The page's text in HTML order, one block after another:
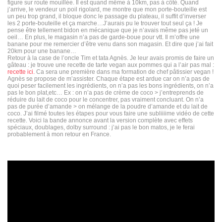
figure sur route mouillée. Il est quand même à 10km, pas à côté. Quand
j’arrive, le vendeur un poil rigolard, me montre que mon porte-bouteille est
un peu trop grand, il bloque donc le passage du plateau, il suffit d’inverser
les 2 porte-bouteille et ça marche…J’aurais pu le trouver tout seul ça ! Je
pense être tellement bidon en mécanique que je n’avais même pas jeté un
oeil… En plus, le magasin n’a pas de garde-boue pour vtt. Il m’offre une
banane pour me remercier d’être venu dans son magasin. Et dire que j’ai fait
20km pour une banane…
Retour à la case de l’oncle Tim et tata Agnès. Je leur avais promis de faire un
gâteau : je trouve une recette de tarte vegan aux pommes qui a l’air pas mal :
recette ici. Ca sera une première dans ma formation de chef pâtissier vegan !
Agnès se propose de m’assister. Chaque étape est ardue car on n’a pas de
quoi peser facilement les ingrédients, on n’a pas les bons ingrédients, on n’a
pas le bon plat,etc… Ex : on n’a pas de crème de coco > j’entreprends de
réduire du lait de coco pour le concentrer, pas vraiment concluant. On n’a
pas de purée d’amande > on mélange de la poudre d’amande et du lait de
coco. J’ai filmé toutes les étapes pour vous faire une subliiiime vidéo de cette
recette. Voici la bande annonce avant la version complète avec effets
spéciaux, doublages, dolby surround : j’ai pas le bon matos, je le ferai
probablement à mon retour en France.